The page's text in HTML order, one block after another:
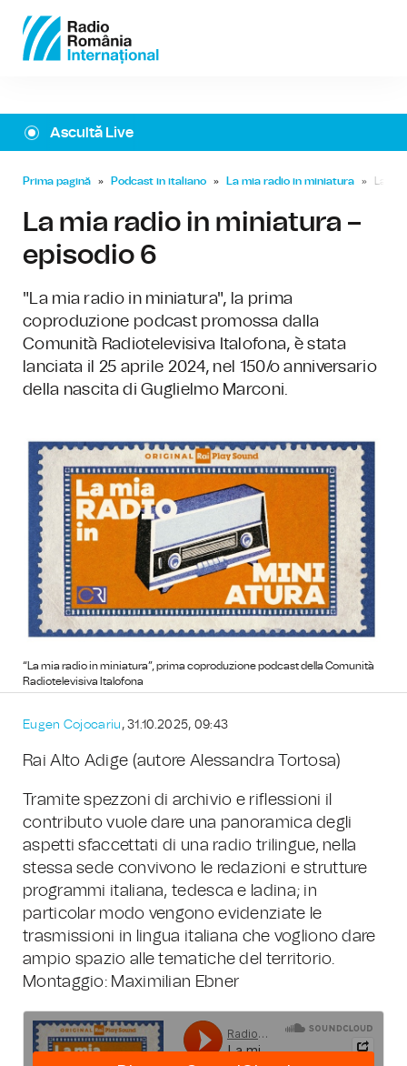
Ascultă Live
Prima pagină » Podcast in italiano » La mia radio in miniatura »
La mia radio in miniatura –
episodio 6
"La mia radio in miniatura", la prima
coproduzione podcast promossa dalla
Comunità Radiotelevisiva Italofona, è stata
lanciata il 25 aprile 2024, nel 150/o anniversario
della nascita di Guglielmo Marconi.
“La mia radio in miniatura”, prima coproduzione podcast della Comunità
Radiotelevisiva Italofona
Eugen Cojocariu , 31.10.2025, 09:43
Rai Alto Adige (autore Alessandra Tortosa)
Tramite spezzoni di archivio e riflessioni il
contributo vuole dare una panoramica degli
aspetti sfaccettati di una radio trilingue, nella
stessa sede convivono le redazioni e strutture
programmi italiana, tedesca e ladina; in
particolar modo vengono evidenziate le
trasmissioni in lingua italiana che vogliono dare
ampio spazio alle tematiche del territorio.
Montaggio: Maximilian Ebner